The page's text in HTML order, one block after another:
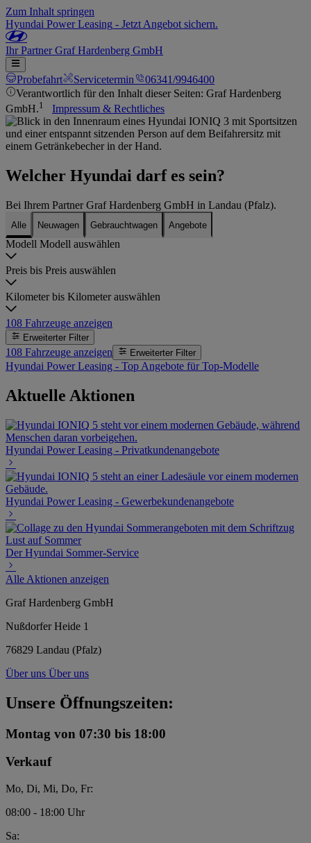
Zum Inhalt springen
Hyundai Power Leasing - Jetzt Angebot sichern.
IhrPartnerGraf Hardenberg GmbH
Probefahrt Servicetermin
06341/9946400
Verantwortlich für den Inhalt dieser Seiten: Graf Hardenberg
GmbH.1 Impressum & Rechtliches
Welcher Hyundai darf es sein?
Bei Ihrem Partner Graf Hardenberg GmbH in Landau (Pfalz).
Alle Neuwagen Gebrauchtwagen Angebote
Modell Modell auswählen
Preis bis Preis auswählen
Kilometer bis Kilometer auswählen
108 Fahrzeuge anzeigen
Erweiterter Filter
108 Fahrzeuge anzeigen Erweiterter Filter
Hyundai Power Leasing - Top Angebote für Top-Modelle
Aktuelle Aktionen
Hyundai Power Leasing - Privatkundenangebote
Hyundai Power Leasing - Gewerbekundenangebote
Der Hyundai Sommer-Service
Alle Aktionen anzeigen
Graf Hardenberg GmbH
Nußdorfer Heide 1
76829 Landau (Pfalz)
Über uns Über uns
Unsere Öffnungszeiten:
Montag von 07:30 bis 18:00
Verkauf
Mo, Di, Mi, Do, Fr:
08:00 - 18:00 Uhr
Sa: